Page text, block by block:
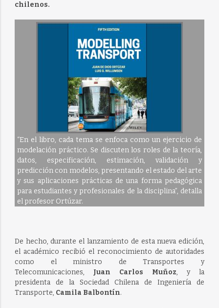
chilenos.
“En el libro, cada tema se enfoca como un ejercicio de
modelación práctico. Se discuten los roles de la teoría,
datos, especificación, estimación, validación y
predicción con modelos, presentando el estado del arte
y sus aplicaciones prácticas de una forma pedagógica
para estudiantes y profesionales de la disciplina”, detalla
el profesor Ortúzar.
De hecho, durante el lanzamiento de esta nueva edición,
el académico recibió el reconocimiento de autoridades
como el ministro de Transportes y
Telecomunicaciones, Juan Carlos Muñoz, y la
presidenta de la Sociedad Chilena de Ingeniería de
Transporte, Camila Balbontín.